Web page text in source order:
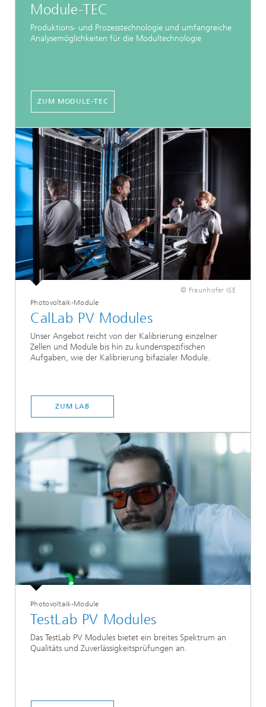
Module-TEC
Produktions- und Prozesstechnologie und umfangreiche
Analysemöglichkeiten für die Modultechnologie
ZUM MODULE-TEC
© Fraunhofer ISE
Photovoltaik-Module
CalLab PV Modules
Unser Angebot reicht von der Kalibrierung einzelner
Zellen und Module bis hin zu kundenspezifischen
Aufgaben, wie der Kalibrierung bifazialer Module.
ZUM LAB
Photovoltaik-Module
TestLab PV Modules
Das TestLab PV Modules bietet ein breites Spektrum an
Qualitäts und Zuverlässigkeitsprüfungen an.